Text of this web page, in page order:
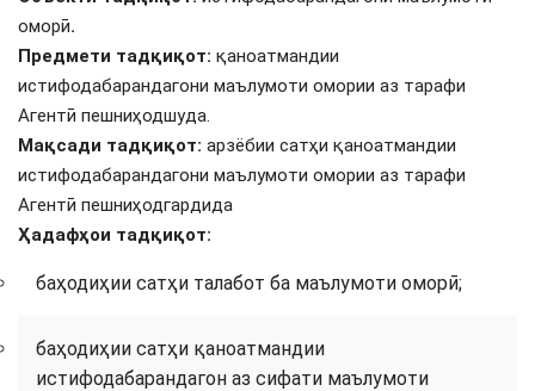
оморӣ.
Предмети тадқиқот: қаноатмандии
истифодабарандагони маълумоти омории аз тарафи
Агентӣ пешниҳодшуда.
Мақсади тадқиқот: арзёбии сатҳи қаноатмандии
истифодабарандагони маълумоти омории аз тарафи
Агентӣ пешниҳодгардида
Ҳадафҳои тадқиқот:
баҳодиҳии сатҳи талабот ба маълумоти оморӣ;
баҳодиҳии сатҳи қаноатмандии
истифодабарандагон аз сифати маълумоти